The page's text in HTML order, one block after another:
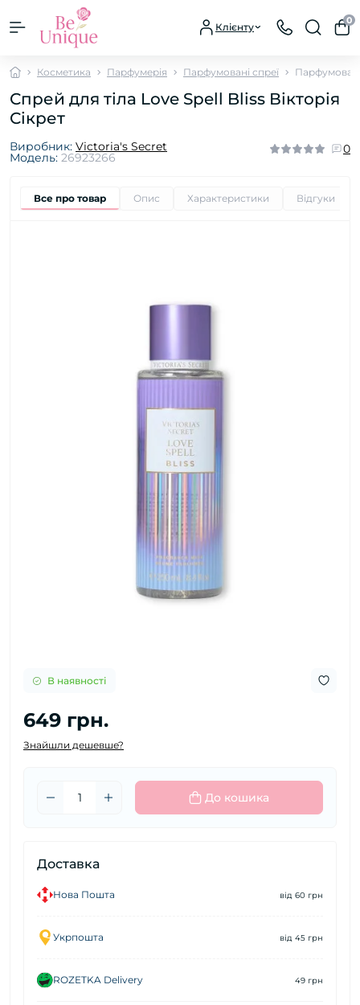
Клієнту
0
Косметика Парфумерія Парфумовані спреї
Спрей для тіла Love Spell Bliss Вікторія
Сікрет
Виробник: Victoria's Secret
Модель: 26923266
0
Все про товар Опис Характеристики Відгуки
В наявності
649 грн.
Знайшли дешевше?
До кошика
Доставка
Нова Пошта від 60 грн
Укрпошта від 45 грн
ROZETKA Delivery 49 грн